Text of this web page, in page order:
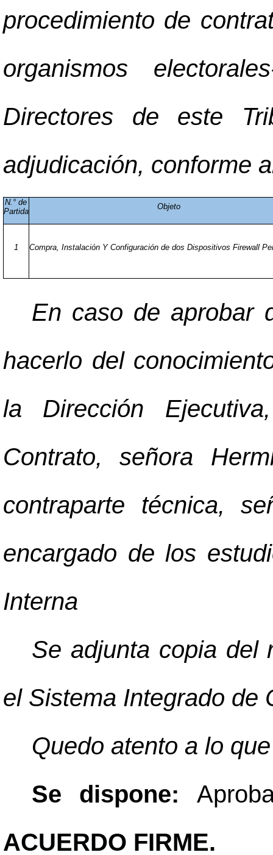
procedimiento de
organismos
Directores de este
adjudicación, conforme
N.° de
Partida
Objeto
1 Compra, Instalación Y Configuración de dos Dispositivos Firewall
En caso de aprobar
hacerlo del
la Dirección
Contrato, señora
contraparte técnica,
encargado de los
Interna
Se adjunta copia del
el Sistema Integrado de
Quedo atento a lo
Se dispone:
ACUERDO FIRME.